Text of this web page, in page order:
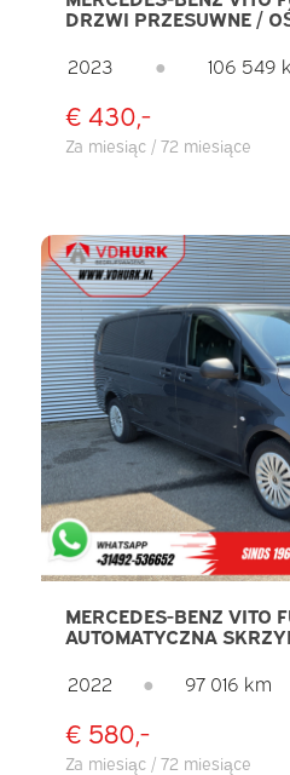
DRZWI PRZESUWNE /
LMV / HAK
2023 ● 106 549
€ 430,-
Za miesiąc / 72 miesiące
MERCEDES-BENZ VITO
AUTOMATYCZNA
PDC / KLIMATYZACJA
2022 ● 97 016 km
€ 580,-
Za miesiąc / 72 miesiące